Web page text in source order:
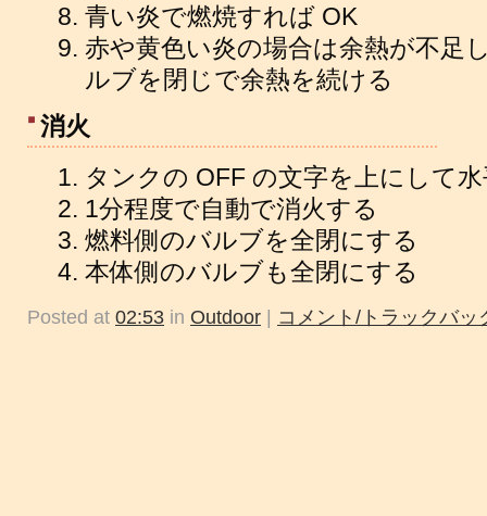
青い炎で燃焼すれば OK
赤や黄色い炎の場合は余熱が不足
ルブを閉じで余熱を続ける
消火
タンクの OFF の文字を上にして
1分程度で自動で消火する
燃料側のバルブを全閉にする
本体側のバルブも全閉にする
Posted at 02:53 in Outdoor コメント/トラックバッ